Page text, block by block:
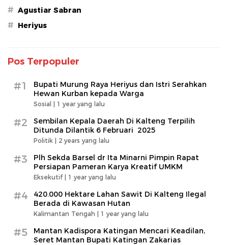
# Agustiar Sabran
# Heriyus
Pos Terpopuler
#1
Bupati Murung Raya Heriyus dan Istri Serahkan
Hewan Kurban kepada Warga
Sosial | 1 year yang lalu
#2
Sembilan Kepala Daerah Di Kalteng Terpilih
Ditunda Dilantik 6 Februari 2025
Politik | 2 years yang lalu
#3
Plh Sekda Barsel dr Ita Minarni Pimpin Rapat
Persiapan Pameran Karya Kreatif UMKM
Eksekutif | 1 year yang lalu
#4
420.000 Hektare Lahan Sawit Di Kalteng Ilegal
Berada di Kawasan Hutan
Kalimantan Tengah | 1 year yang lalu
#5
Mantan Kadispora Katingan Mencari Keadilan,
Seret Mantan Bupati Katingan Zakarias